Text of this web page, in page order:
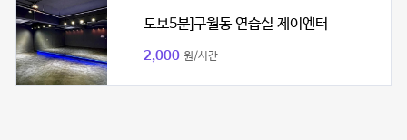
도보5분]구월동 연습실 제이엔터
2,000 원/시간